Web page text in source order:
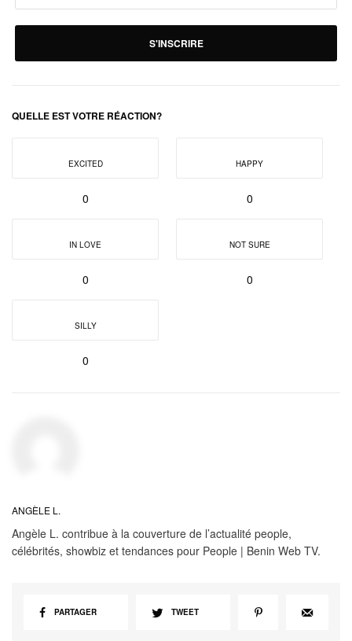
S'INSCRIRE
QUELLE EST VOTRE RÉACTION?
EXCITED
0
HAPPY
0
IN LOVE
0
NOT SURE
0
SILLY
0
ANGÈLE L.
Angèle L. contribue à la couverture de l’actualité people,
célébrités, showbiz et tendances pour People | Benin Web TV.
PARTAGER TWEET